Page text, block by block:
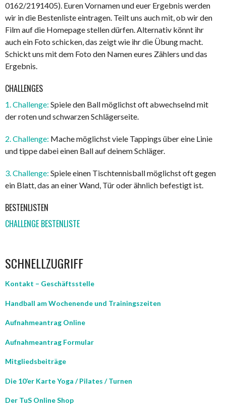
0162/2191405). Euren Vornamen und euer Ergebnis werden
wir in die Bestenliste eintragen. Teilt uns auch mit, ob wir den
Film auf die Homepage stellen dürfen. Alternativ könnt ihr
auch ein Foto schicken, das zeigt wie ihr die Übung macht.
Schickt uns mit dem Foto den Namen eures Zählers und das
Ergebnis.
CHALLENGES
1. Challenge: Spiele den Ball möglichst oft abwechselnd mit
der roten und schwarzen Schlägerseite.
2. Challenge: Mache möglichst viele Tappings über eine Linie
und tippe dabei einen Ball auf deinem Schläger.
3. Challenge: Spiele einen Tischtennisball möglichst oft gegen
ein Blatt, das an einer Wand, Tür oder ähnlich befestigt ist.
BESTENLISTEN
CHALLENGE BESTENLISTE
SCHNELLZUGRIFF
Kontakt – Geschäftsstelle
Handball am Wochenende und Trainingszeiten
Aufnahmeantrag Online
Aufnahmeantrag Formular
Mitgliedsbeiträge
Die 10’er Karte Yoga / Pilates / Turnen
Der TuS Online Shop